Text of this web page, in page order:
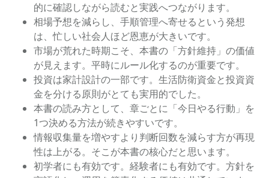
的に確認しながら読むと実践へつながります。
相場予想を減らし、手順管理へ寄せるという発想
は、忙しい社会人ほど恩恵が大きいです。
市場が荒れた時期こそ、本書の「方針維持」の価値
が見えます。平時にルール化するのが重要です。
投資は家計設計の一部です。生活防衛資金と投資資
金を分ける原則がとても実用的でした。
本書の読み方として、章ごとに「今日やる行動」を
1つ決める方法が続きやすいです。
情報収集量を増やすより判断回数を減らす方が再現
性は上がる。そこが本書の核心だと思います。
初学者にも有効です。経験者にも有効です。方針を